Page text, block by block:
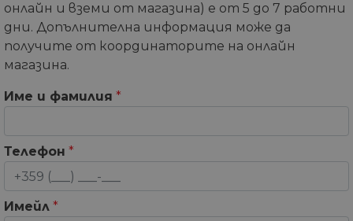
онлайн и вземи от магазина) е от 5 до 7 работни
дни. Допълнителна информация може да
получите от координаторите на онлайн
магазина.
Име и фамилия *
Телефон *
Имейл *